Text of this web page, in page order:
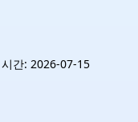
간: 2026-07-15